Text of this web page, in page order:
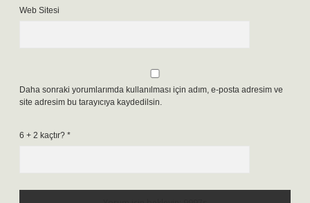
Web Sitesi
Daha sonraki yorumlarımda kullanılması için adım, e-posta adresim ve
site adresim bu tarayıcıya kaydedilsin.
6 + 2 kaçtır? *